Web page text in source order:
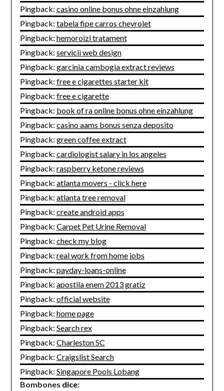
Pingback: casino online bonus ohne einzahlung
Pingback: tabela fipe carros chevrolet
Pingback: hemoroizi tratament
Pingback: servicii web design
Pingback: garcinia cambogia extract reviews
Pingback: free e cigarettes starter kit
Pingback: free e cigarette
Pingback: book of ra online bonus ohne einzahlung
Pingback: casino aams bonus senza deposito
Pingback: green coffee extract
Pingback: cardiologist salary in los angeles
Pingback: raspberry ketone reviews
Pingback: atlanta movers - click here
Pingback: atlanta tree removal
Pingback: create android apps
Pingback: Carpet Pet Urine Removal
Pingback: check my blog
Pingback: real work from home jobs
Pingback: payday-loans-online
Pingback: apostila enem 2013 gratiz
Pingback: official website
Pingback: home page
Pingback: Search rex
Pingback: Charleston SC
Pingback: Craigslist Search
Pingback: Singapore Pools Lobang
Bombones dice: